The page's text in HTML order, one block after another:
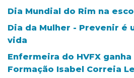
Dia Mundial do Rim na
Dia da Mulher - Prevenir é
vida
Enfermeira do HVFX
Formação Isabel Correia